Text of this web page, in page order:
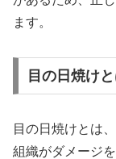
ます。
目の日焼け
目の日焼けとは
組織がダメージ